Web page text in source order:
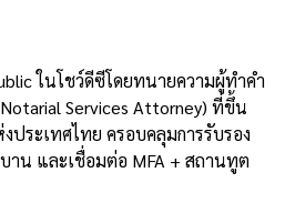
ในโชว์ดีซีโดยทนายความผู้ทำคำ
Services Attorney) ที่ขึ้น
ระเทศไทย ครอบคลุมการรับรอง
าน และเชื่อมต่อ MFA + สถานทูต